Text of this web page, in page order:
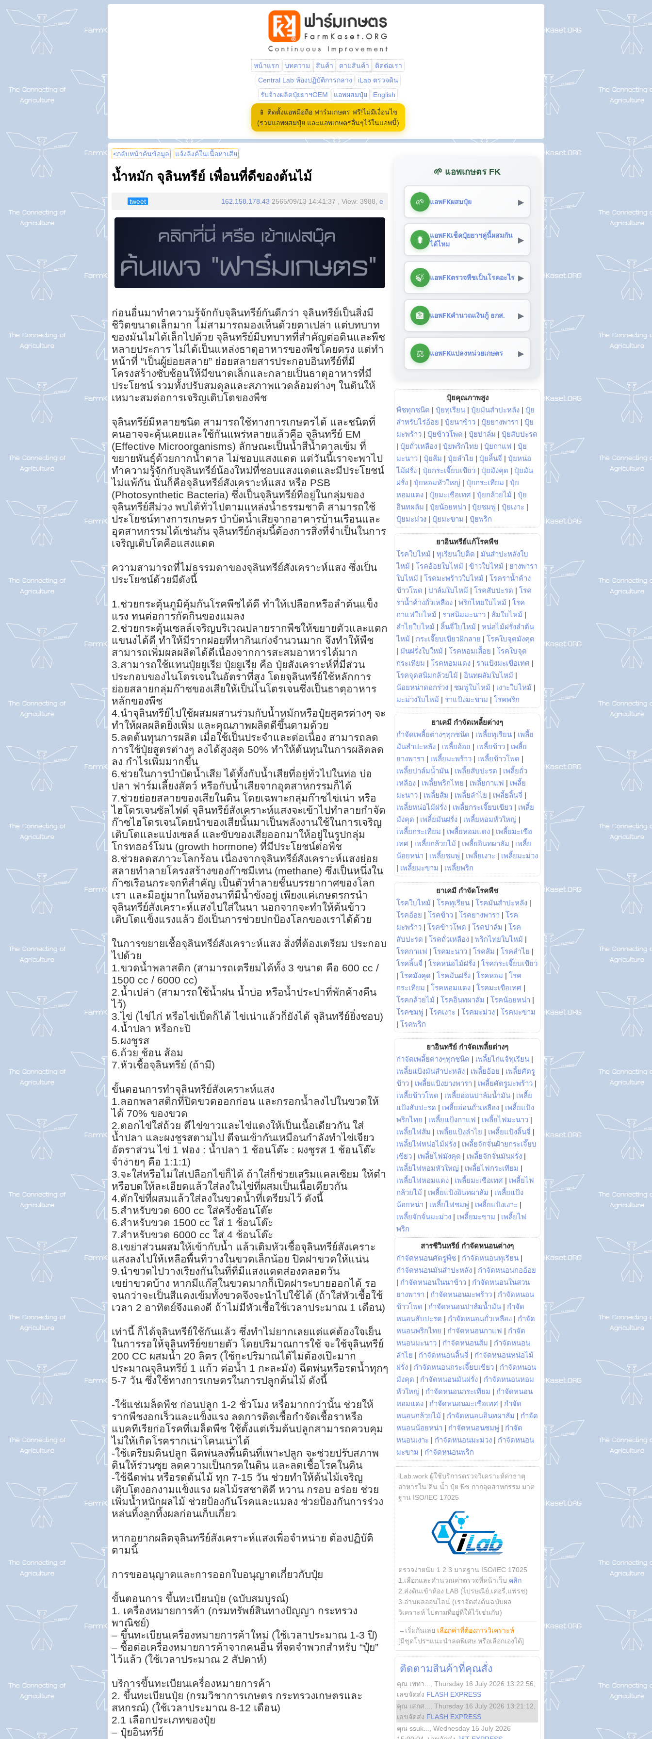
หน้าแรก บทความ สินค้า ตามสินค้า
ติดต่อเรา
Central Lab ห้องปฏิบัติการกลาง
iLab ตรวจดิน
รับจ้างผลิตปุ๋ยยาฯOEM
แอพผสมปุ๋ย English
📱 ติดตั้งแอพมือถือ ฟาร์มเกษตร ฟรี!ไม่มีเงื่อนไข
(รวมแอพผสมปุ๋ย และแอพเกษตรอื่นๆไว้ในแอพนี้)
<กลับหน้าค้นข้อมูล แจ้งลิงค์ในเนื้อหาเสีย
น้ำหมัก จุลินทรีย์ เพื่อนที่ดีของต้นไม้
tweet 162.158.178.43 2565/09/13 14:41:37 , View: 3988, e
ก่อนอื่นมาทำความรู้จักกับจุลินทรีย์กันดีกว่า จุลินทรีย์เป็นสิ่งมี
ชีวิตขนาดเล็กมาก ไม่สามารถมองเห็นด้วยตาเปล่า แต่บทบาท
ของมันไม่ได้เล็กไปด้วย จุลินทรีย์มีบทบาทที่สำคัญต่อดินและพืช
หลายประการ ไม่ได้เป็นแหล่งธาตุอาหารของพืชโดยตรง แต่ทำ
หน้าที่ “เป็นผู้ย่อยสลาย” ย่อยสลายสารประกอบอินทรีย์ที่มี
โครงสร้างซับซ้อนให้มีขนาดเล็กและกลายเป็นธาตุอาหารที่มี
ประโยชน์ รวมทั้งปรับสมดุลและสภาพแวดล้อมต่างๆ ในดินให้
เหมาะสมต่อการเจริญเติบโตของพืช
จุลินทรีย์มีหลายชนิด สามารถใช้ทางการเกษตรได้ และชนิดที่
คนอาจจะคุ้นเคยและใช้กันแพร่หลายแล้วคือ จุลินทรีย์ EM
(Effective Microorganisms) ลักษณะเป็นน้ำสีน้ำตาลเข้ม ที่
ขยายพันธุ์ด้วยกากน้ำตาล ไม่ชอบแสงแดด แต่วันนี้เราจะพาไป
ทำความรู้จักกับจุลินทรีย์น้องใหม่ที่ชอบแสงแดดและมีประโยชน์
ไม่แพ้กัน นั่นก็คือจุลินทรีย์สังเคราะห์แสง หรือ PSB
(Photosynthetic Bacteria) ซึ่งเป็นจุลินทรีย์ที่อยู่ในกลุ่มของ
จุลินทรีย์สีม่วง พบได้ทั่วไปตามแหล่งน้ำธรรมชาติ สามารถใช้
ประโยชน์ทางการเกษตร บำบัดน้ำเสียจากอาคารบ้านเรือนและ
อุตสาหกรรมได้เช่นกัน จุลินทรีย์กลุ่มนี้ต้องการสิ่งที่จำเป็นในการ
เจริญเติบโตคือแสงแดด
ความสามารถที่ไม่ธรรมดาของจุลินทรีย์สังเคราะห์แสง ซึ่งเป็น
ประโยชน์ด้วยมีดังนี้
1.ช่วยกระตุ้นภูมิคุ้มกันโรคพืชได้ดี ทำให้เปลือกหรือลำต้นแข็ง
แรง ทนต่อการกัดกินของแมลง
2.ช่วยกระตุ้นเซลล์เจริญบริเวณปลายรากพืชให้ขยายตัวและแตก
แขนงได้ดี ทำให้มีรากฝอยที่หากินเก่งจำนวนมาก จึงทำให้พืช
สามารถเพิ่มผลผลิตได้ดีเนื่องจากการสะสมอาหารได้มาก
3.สามารถใช้แทนปุ๋ยยูเรีย ปุ๋ยยูเรีย คือ ปุ๋ยสังเคราะห์ที่มีส่วน
ประกอบของไนโตรเจนในอัตราที่สูง โดยจุลินทรีย์ใช้หลักการ
ย่อยสลายกลุ่มก๊าซของเสียให้เป็นไนโตรเจนซึ่งเป็นธาตุอาหาร
หลักของพืช
4.นำจุลินทรีย์ไปใช้ผสมผสานร่วมกับน้ำหมักหรือปุ๋ยสูตรต่างๆ จะ
ทำให้ผลผลิตยิ่งเพิ่ม และคุณภาพผลิตดีขึ้นตามด้วย
5.ลดต้นทุนการผลิต เมื่อใช้เป็นประจำและต่อเนื่อง สามารถลด
การใช้ปุ๋ยสูตรต่างๆ ลงได้สูงสุด 50% ทำให้ต้นทุนในการผลิตลด
ลง กำไรเพิ่มมากขึ้น
6.ช่วยในการบำบัดน้ำเสีย ได้ทั้งกับน้ำเสียที่อยู่ทั่วไปในท่อ บ่อ
ปลา ฟาร์มเลี้ยงสัตว์ หรือกับน้ำเสียจากอุตสาหกรรมก็ได้
7.ช่วยย่อยสลายของเสียในดิน โดยเฉพาะกลุ่มก๊าซไข่เน่า หรือ
ไฮโดรเจนซัลไฟด์ จุลินทรีย์สังเคราะห์แสงจะเข้าไปทำลายกำจัด
ก๊าซไฮโดรเจนโดยนำของเสียนั้นมาเป็นพลังงานใช้ในการเจริญ
เติบโตและแบ่งเซลล์ และขับของเสียออกมาให้อยู่ในรูปกลุ่ม
โกรทฮอร์โมน (growth hormone) ที่มีประโยชน์ต่อพืช
8.ช่วยลดสภาวะโลกร้อน เนื่องจากจุลินทรีย์สังเคราะห์แสงย่อย
สลายทำลายโครงสร้างของก๊าซมีเทน (methane) ซึ่งเป็นหนึ่งใน
ก๊าซเรือนกระจกที่สำคัญ เป็นตัวทำลายชั้นบรรยากาศของโลก
เรา และมีอยู่มากในท้องนาที่มีน้ำขังอยู่ เพียงแค่เกษตรกรนำ
จุลินทรีย์สังเคราะห์แสงไปใส่ในนา นอกจากจะทำให้ต้นข้าว
เติบโตแข็งแรงแล้ว ยังเป็นการช่วยปกป้องโลกของเราได้ด้วย
ในการขยายเชื้อจุลินทรีย์สังเคราะห์แสง สิ่งที่ต้องเตรียม ประกอบ
ไปด้วย
1.ขวดน้ำพลาสติก (สามารถเตรียมได้ทั้ง 3 ขนาด คือ 600 cc /
1500 cc / 6000 cc)
2.น้ำเปล่า (สามารถใช้น้ำฝน น้ำบ่อ หรือน้ำประปาที่พักค้างคืน
ไว้)
3.ไข่ (ไข่ไก่ หรือไข่เป็ดก็ได้ ไข่เน่าแล้วก็ยังได้ จุลินทรีย์ยิ่งชอบ)
4.น้ำปลา หรือกะปิ
5.ผงชูรส
6.ถ้วย ช้อน ส้อม
7.หัวเชื้อจุลินทรีย์ (ถ้ามี)
ขั้นตอนการทำจุลินทรีย์สังเคราะห์แสง
1.ลอกพลาสติกที่ปิดขวดออกก่อน และกรอกน้ำลงไปในขวดให้
ได้ 70% ของขวด
2.ตอกไข่ใส่ถ้วย ตีไข่ขาวและไข่แดงให้เป็นเนื้อเดียวกัน ใส่
น้ำปลา และผงชูรสตามไป ตีจนเข้ากันเหมือนกำลังทำไข่เจียว
อัตราส่วน ไข่ 1 ฟอง : น้ำปลา 1 ช้อนโต๊ะ : ผงชูรส 1 ช้อนโต๊ะ
จำง่ายๆ คือ 1:1:1)
3.จะใส่หรือไม่ใส่เปลือกไข่ก็ได้ ถ้าใส่ก็ช่วยเสริมแคลเซียม ให้ตำ
หรือบดให้ละเอียดแล้วใส่ลงในไข่ที่ผสมเป็นเนื้อเดียวกัน
4.ตักใข่ที่ผสมแล้วใส่ลงในขวดน้ำที่เตรียมไว้ ดังนี้
5.สำหรับขวด 600 cc ใส่ครึ่งช้อนโต๊ะ
6.สำหรับขวด 1500 cc ใส่ 1 ช้อนโต๊ะ
7.สำหรับขวด 6000 cc ใส่ 4 ช้อนโต๊ะ
8.เขย่าส่วนผสมให้เข้ากับน้ำ แล้วเติมหัวเชื้อจุลินทรีย์สังเคราะ
แสงลงไปให้เหลือพื้นที่วางในขวดเล็กน้อย ปิดฝาขวดให้แน่น
9.นำขวดไปวางเรียงกันในที่ที่มีแสงแดดส่องตลอดวัน
เขย่าขวดบ้าง หากมีแก๊สในขวดมากก็เปิดฝาระบายออกได้ รอ
จนกว่าจะเป็นสีแดงเข้มทั้งขวดจึงจะนำไปใช้ได้ (ถ้าใส่หัวเชื้อใช้
เวลา 2 อาทิตย์จึงแดงดี ถ้าไม่มีหัวเชื้อใช้เวลาประมาณ 1 เดือน)
เท่านี้ ก็ได้จุลินทรีย์ใช้กันแล้ว ซึ่งทำไม่ยากเลยแต่แค่ต้องใจเย็น
ในการรอให้จุลินทรีย์ขยายตัว โดยปริมาณการใช้ จะใช้จุลินทรีย์
200 CC ผสมน้ำ 20 ลิตร (ใช้กะปริมาณได้ไม่ต้องเป๊ะมาก
ประมาณจุลินทรีย์ 1 แก้ว ต่อน้ำ 1 กะละมัง) ฉีดพ่นหรือรดน้ำทุกๆ
5-7 วัน ซึ่งใช้ทางการเกษตรในการปลูกต้นไม้ ดังนี้
-ใช้แช่เมล็ดพืช ก่อนปลูก 1-2 ชั่วโมง หรือมากกว่านั้น ช่วยให้
รากพืชงอกเร็วและแข็งแรง ลดการติดเชื้อกำจัดเชื้อราหรือ
แบคทีเรียก่อโรคที่เมล็ดพืช ใช้ตั้งแต่เริ่มต้นปลูกสามารถควบคุม
ไม่ให้เกิดโรครากเน่าโคนเน่าได้
-ใช้เตรียมดินปลูก ฉีดพ่นลงพื้นดินที่เพาะปลูก จะช่วยปรับสภาพ
ดินให้ร่วนซุย ลดความเป็นกรดในดิน และลดเชื้อโรคในดิน
-ใช้ฉีดพ่น หรือรดต้นไม้ ทุก 7-15 วัน ช่วยทำให้ต้นไม้เจริญ
เติบโตงอกงามแข็งแรง ผลไม้รสชาติดี หวาน กรอบ อร่อย ช่วย
เพิ่มน้ำหนักผลไม้ ช่วยป้องกันโรคและแมลง ช่วยป้องกันการร่วง
หล่นทิ้งลูกทิ้งผลก่อนเก็บเกี่ยว
หากอยากผลิตจุลินทรีย์สังเคราะห์แสงเพื่อจำหน่าย ต้องปฏิบัติ
ตามนี้
การขออนุญาตและการออกใบอนุญาตเกี่ยวกับปุ๋ย
ขั้นตอนการ ขึ้นทะเบียนปุ๋ย (ฉบับสมบูรณ์)
1. เครื่องหมายการค้า (กรมทรัพย์สินทางปัญญา กระทรวง
พาณิชย์)
– ขึ้นทะเบียนเครื่องหมายการค้าใหม่ (ใช้เวลาประมาณ 1-3 ปี)
– ซื้อต่อเครื่องหมายการค้าจากคนอื่น ที่จดจำพวกสำหรับ “ปุ๋ย”
ไว้แล้ว (ใช้เวลาประมาณ 2 สัปดาห์)
บริการขึ้นทะเบียนเครื่องหมายการค้า
2. ขึ้นทะเบียนปุ๋ย (กรมวิชาการเกษตร กระทรวงเกษตรและ
สหกรณ์) (ใช้เวลาประมาณ 8-12 เดือน)
2.1 เลือกประเภทของปุ๋ย
– ปุ๋ยอินทรีย์
🌱 แอพเกษตร FK
🌱 แอพFKผสมปุ๋ย ▶
🐛
แอพFKเช็คปุ๋ยยาฯคู่นี้ผสมกัน
ได้ไหม
▶
🍃 แอพFKตรวจพืชเป็นโรคอะไร ▶
🏦 แอพFKคำนวณเงินกู้ ธกส. ▶
⚖️ แอพFKแปลงหน่วยเกษตร ▶
ปุ๋ยคุณภาพสูง
พืชทุกชนิด | ปุ๋ยทุเรียน | ปุ๋ยมันสำปะหลัง | ปุ๋ย
สำหรับไร่อ้อย | ปุ๋ยนาข้าว | ปุ๋ยยางพารา | ปุ๋ย
มะพร้าว | ปุ๋ยข้าวโพด | ปุ๋ยปาล์ม | ปุ๋ยสับปะรด
| ปุ๋ยถั่วเหลือง | ปุ๋ยพริกไทย | ปุ๋ยกาแฟ | ปุ๋ย
มะนาว | ปุ๋ยส้ม | ปุ๋ยลำไย | ปุ๋ยลิ้นจี่ | ปุ๋ยหน่อ
ไม้ฝรั่ง | ปุ๋ยกระเจี๊ยบเขียว | ปุ๋ยมังคุด | ปุ๋ยมัน
ฝรั่ง | ปุ๋ยหอมหัวใหญ่ | ปุ๋ยกระเทียม | ปุ๋ย
หอมแดง | ปุ๋ยมะเขือเทศ | ปุ๋ยกล้วยไม้ | ปุ๋ย
อินทผลัม | ปุ๋ยน้อยหน่า | ปุ๋ยชมพู่ | ปุ๋ยเงาะ |
ปุ๋ยมะม่วง | ปุ๋ยมะขาม | ปุ๋ยพริก
ยาอินทรีย์แก้โรคพืช
โรคใบไหม้ | ทุเรียนใบติด | มันสำปะหลังใบ
ไหม้ | โรคอ้อยใบไหม้ | ข้าวใบไหม้ | ยางพารา
ใบไหม้ | โรคมะพร้าวใบไหม้ | โรคราน้ำค้าง
ข้าวโพด | ปาล์มใบไหม้ | โรคสับปะรด | โรค
ราน้ำค้างถั่วเหลือง | พริกไทยใบไหม้ | โรค
กาแฟใบไหม้ | ราสนิมมะนาว | ส้มใบไหม้ |
ลำไยใบไหม้ | ลิ้นจี่ใบไหม้ | หน่อไม้ฝรั่งลำต้น
ไหม้ | กระเจี๊ยบเขียวฝักลาย | โรคใบจุดมังคุด
| มันฝรั่งใบใหม้ | โรคหอมเลื้อย | โรคใบจุด
กระเทียม | โรคหอมแดง | ราแป้งมะเขือเทศ |
โรคจุดสนิมกล้วยไม้ | อินทผลัมใบไหม้ |
น้อยหน่าดอกร่วง | ชมพู่ใบไหม้ | เงาะใบไหม้ |
มะม่วงใบไหม้ | ราแป้งมะขาม | โรคพริก
ยาเคมี กำจัดเพลี้ยต่างๆ
กำจัดเพลี้ยต่างๆทุกชนิด | เพลี้ยทุเรียน | เพลี้ย
มันสำปะหลัง | เพลี้ยอ้อย | เพลี้ยข้าว | เพลี้ย
ยางพารา | เพลี้ยมะพร้าว | เพลี้ยข้าวโพด |
เพลี้ยปาล์มน้ำมัน | เพลี้ยสับปะรด | เพลี้ยถั่ว
เหลือง | เพลี้ยพริกไทย | เพลี้ยกาแฟ | เพลี้ย
มะนาว | เพลี้ยส้ม | เพลี้ยลำไย | เพลี้ยลิ้นจี่ |
เพลี้ยหน่อไม้ฝรั่ง | เพลี้ยกระเจี๊ยบเขียว | เพลี้ย
มังคุด | เพลี้ยมันฝรั่ง | เพลี้ยหอมหัวใหญ่ |
เพลี้ยกระเทียม | เพลี้ยหอมแดง | เพลี้ยมะเขือ
เทศ | เพลี้ยกล้วยไม้ | เพลี้ยอินทผาลัม | เพลี้ย
น้อยหน่า | เพลี้ยชมพู่ | เพลี้ยเงาะ | เพลี้ยมะม่วง
| เพลี้ยมะขาม | เพลี้ยพริก
ยาเคมี กำจัดโรคพืช
โรคใบไหม้ | โรคทุเรียน | โรคมันสำปะหลัง |
โรคอ้อย | โรคข้าว | โรคยางพารา | โรค
มะพร้าว | โรคข้าวโพด | โรคปาล์ม | โรค
สับปะรด | โรคถั่วเหลือง | พริกไทยใบไหม้ |
โรคกาแฟ | โรคมะนาว | โรคส้ม | โรคลำไย |
โรคลิ้นจี่ | โรคหน่อไม้ฝรั่ง | โรคกระเจี๊ยบเขียว
| โรคมังคุด | โรคมันฝรั่ง | โรคหอม | โรค
กระเทียม | โรคหอมแดง | โรคมะเขือเทศ |
โรคกล้วยไม้ | โรคอินทผาลัม | โรคน้อยหน่า |
โรคชมพู่ | โรคเงาะ | โรคมะม่วง | โรคมะขาม
| โรคพริก
ยาอินทรีย์ กำจัดเพลี้ยต่างๆ
กำจัดเพลี้ยต่างๆทุกชนิด | เพลี้ยไก่แจ้ทุเรียน |
เพลี้ยแป้งมันสำปะหลัง | เพลี้ยอ้อย | เพลี้ยศัตรู
ข้าว | เพลี้ยแป้งยางพารา | เพลี้ยศัตรูมะพร้าว |
เพลี้ยข้าวโพด | เพลี้ยอ่อนปาล์มน้ำมัน | เพลี้ย
แป้งสับปะรด | เพลี้ยอ่อนถั่วเหลือง | เพลี้ยแป้ง
พริกไทย | เพลี้ยแป้งกาแฟ | เพลี้ยไฟมะนาว |
เพลี้ยไฟส้ม | เพลี้ยแป้งลำไย | เพลี้ยแป้งลิ้นจี่ |
เพลี้ยไฟหน่อไม้ฝรั่ง | เพลี้ยจักจั่นฝ้ายกระเจี๊ยบ
เขียว | เพลี้ยไฟมังคุด | เพลี้ยจักจั่นมันฝรั่ง |
เพลี้ยไฟหอมหัวใหญ่ | เพลี้ยไฟกระเทียม |
เพลี้ยไฟหอมแดง | เพลี้ยมะเขือเทศ | เพลี้ยไฟ
กล้วยไม้ | เพลี้ยแป้งอินทผาลัม | เพลี้ยแป้ง
น้อยหน่า | เพลี้ยไฟชมพู่ | เพลี้ยแป้งเงาะ |
เพลี้ยจักจั่นมะม่วง | เพลี้ยมะขาม | เพลี้ยไฟ
พริก
สารชีวินทรีย์ กำจัดหนอนต่างๆ
กำจัดหนอนศัตรูพืช | กำจัดหนอนทุเรียน |
กำจัดหนอนมันสำปะหลัง | กำจัดหนอนกออ้อย
| กำจัดหนอนในนาข้าว | กำจัดหนอนในสวน
ยางพารา | กำจัดหนอนมะพร้าว | กำจัดหนอน
ข้าวโพด | กำจัดหนอนปาล์มน้ำมัน | กำจัด
หนอนสับปะรด | กำจัดหนอนถั่วเหลือง | กำจัด
หนอนพริกไทย | กำจัดหนอนกาแฟ | กำจัด
หนอนมะนาว | กำจัดหนอนส้ม | กำจัดหนอน
ลำไย | กำจัดหนอนลิ้นจี่ | กำจัดหนอนหน่อไม้
ฝรั่ง | กำจัดหนอนกระเจี๊ยบเขียว | กำจัดหนอน
มังคุด | กำจัดหนอนมันฝรั่ง | กำจัดหนอนหอม
หัวใหญ่ | กำจัดหนอนกระเทียม | กำจัดหนอน
หอมแดง | กำจัดหนอนมะเขือเทศ | กำจัด
หนอนกล้วยไม้ | กำจัดหนอนอินทผาลัม | กำจัด
หนอนน้อยหน่า | กำจัดหนอนชมพู่ | กำจัด
หนอนเงาะ | กำจัดหนอนมะม่วง | กำจัดหนอน
มะขาม | กำจัดหนอนพริก
iLab.work ผู้ใช้บริการตรวจวิเคราะห์ค่าธาตุ
อาหารใน ดิน น้ำ ปุ๋ย พืช กากอุตสาหกรรม มาต
ฐาน ISO/IEC 17025
ตรวจง่ายนับ 1 2 3 มาตฐาน ISO/IEC 17025
1.เลือกและคำนวณค่าตรวจที่หน้าเว็บ คลิก
2.ส่งดินเข้าห้อง LAB (ไปรษณีย์,เคอรี่,แฟรช)
3.อ่านผลออนไลน์ (เราจัดส่งต้นฉบับผล
วิเคราะห์ ไปตามที่อยู่ที่ให้ไว้เช่นกัน)
→เริ่มกันเลย เลือกค่าที่ต้องการวิเคราะห์
[มีชุดโปรฯแนะนำลดพิเศษ หรือเลือกเองได้]
ติดตามสินค้าที่คุณสั่ง
คุณ เพทา... Thursday 16 July 2026 13:22:56
เลขจัดส่ง FLASH EXPRESS
คุณ เสกศ...
Thursday 16 July 2026 13:21:12
เลขจัดส่ง FLASH EXPRESS
คุณ ssuk...
Wednesday 15 July 2026